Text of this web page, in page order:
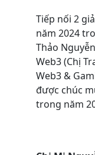
Tiếp nối 2
năm 2024
Thảo
Web3 (Chị
Web3 &
được chúc
trong năm